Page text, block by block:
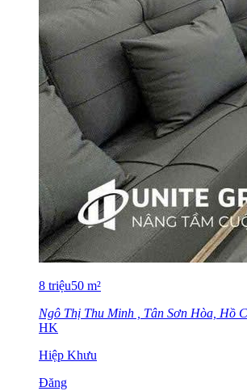
8 triệu50 m²
Ngô Thị Thu Minh , Tân Sơn Hòa, Hồ
HK
Hiệp Khưu
Đăng